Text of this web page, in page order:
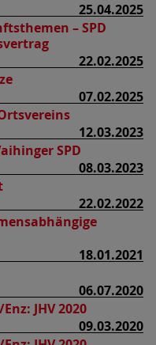
25.04.2025
– SPD
22.02.2025
07.02.2025
12.03.2023
SPD
08.03.2023
22.02.2022
18.01.2021
06.07.2020
Enz: JHV 2020
09.03.2020